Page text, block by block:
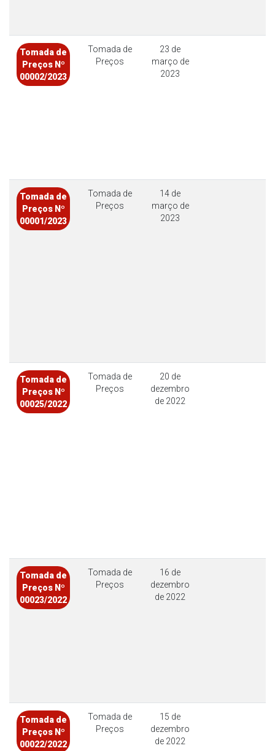
Tomada de
Preços Nº
00002/2023
Tomada de
Preços
23 de
março de
2023
Tomada de
Preços Nº
00001/2023
Tomada de
Preços
14 de
março de
2023
Tomada de
Preços Nº
00025/2022
Tomada de
Preços
20 de
dezembro
de 2022
Tomada de
Preços Nº
00023/2022
Tomada de
Preços
16 de
dezembro
de 2022
Tomada de
Preços Nº
00022/2022
Tomada de
Preços
15 de
dezembro
de 2022